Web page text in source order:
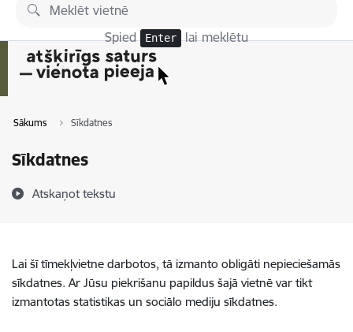
Pāriet uz lapas saturu
Spied Enter lai meklētu
Sākums Sīkdatnes
Sīkdatnes
Atskaņot tekstu
Lai šī tīmekļvietne darbotos, tā izmanto obligāti nepieciešamās
sīkdatnes. Ar Jūsu piekrišanu papildus šajā vietnē var tikt
izmantotas statistikas un sociālo mediju sīkdatnes.